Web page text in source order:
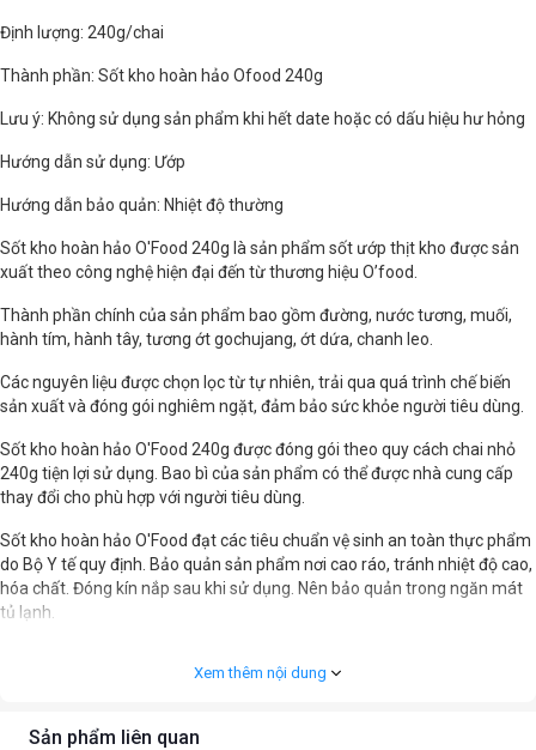
Định lượng: 240g/chai
Thành phần: Sốt kho hoàn hảo Ofood 240g
Lưu ý: Không sử dụng sản phẩm khi hết date hoặc có dấu hiệu hư hỏng
Hướng dẫn sử dụng: Ướp
Hướng dẫn bảo quản: Nhiệt độ thường
Sốt kho hoàn hảo O'Food 240g là sản phẩm sốt ướp thịt kho được sản
xuất theo công nghệ hiện đại đến từ thương hiệu O’food.
Thành phần chính của sản phẩm bao gồm đường, nước tương, muối,
hành tím, hành tây, tương ớt gochujang, ớt dứa, chanh leo.
Các nguyên liệu được chọn lọc từ tự nhiên, trải qua quá trình chế biến
sản xuất và đóng gói nghiêm ngặt, đảm bảo sức khỏe người tiêu dùng.
Sốt kho hoàn hảo O'Food 240g được đóng gói theo quy cách chai nhỏ
240g tiện lợi sử dụng. Bao bì của sản phẩm có thể được nhà cung cấp
thay đổi cho phù hợp với người tiêu dùng.
Sốt kho hoàn hảo O'Food đạt các tiêu chuẩn vệ sinh an toàn thực phẩm
do Bộ Y tế quy định. Bảo quản sản phẩm nơi cao ráo, tránh nhiệt độ cao,
hóa chất. Đóng kín nắp sau khi sử dụng. Nên bảo quản trong ngăn mát
tủ lạnh.
Xem thêm nội dung
Sản phẩm liên quan